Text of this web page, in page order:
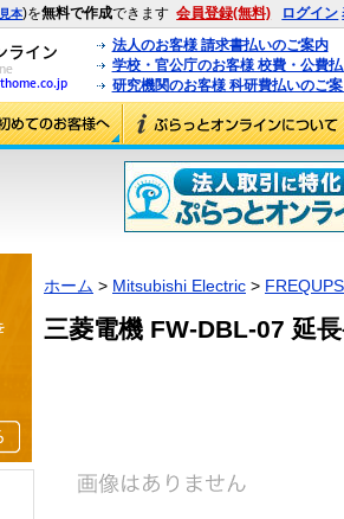
見本)を無料で作成できます 会員登録(無料) ログイン
法人のお客様 請求書払いのご案内
学校・官公庁のお客様 校費・公費
研究機関のお客様 科研費払いのご
ホーム > Mitsubishi Electric > FREQUPS
三菱電機 FW-DBL-07 延